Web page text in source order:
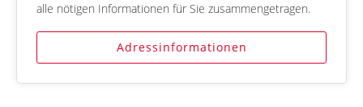
alle nötigen Informationen für Sie zusammengetragen.
Adressinformationen